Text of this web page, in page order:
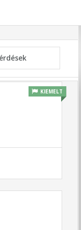
KIEMELT